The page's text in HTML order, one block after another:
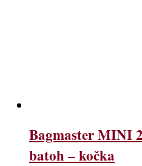
Bagmaster MINI
batoh – kočka